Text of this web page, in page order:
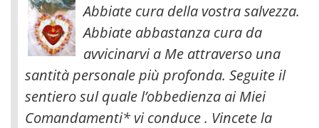
Abbiate cura della vostra salvezza.
Abbiate abbastanza cura da
avvicinarvi a Me attraverso una
santità personale più profonda. Seguite il
sentiero sul quale l’obbedienza ai Miei
Comandamenti* vi conduce . Vincete la